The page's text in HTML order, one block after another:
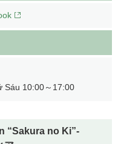
Sáu 10:00～17:00
“Sakura no Ki”-